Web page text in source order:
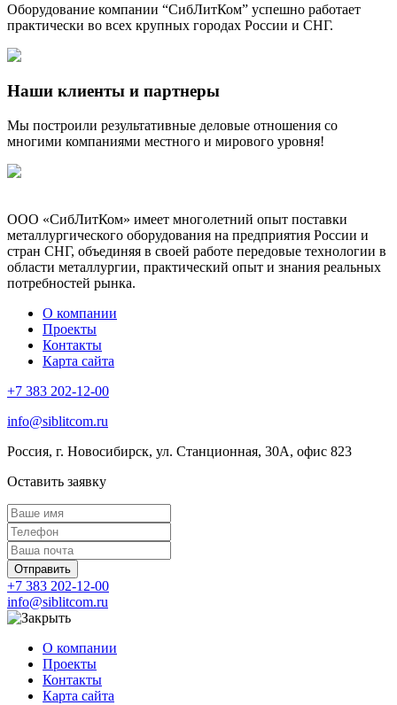
Оборудование компании “СибЛитКом” успешно работает
практически во всех крупных городах России и СНГ.
Наши клиенты и партнеры
Мы построили результативные деловые отношения со
многими компаниями местного и мирового уровня!
ООО «СибЛитКом» имеет многолетний опыт поставки
металлургического оборудования на предприятия России и
стран СНГ, объединяя в своей работе передовые технологии в
области металлургии, практический опыт и знания реальных
потребностей рынка.
О компании
Проекты
Контакты
Карта сайта
+7 383 202-12-00
info@siblitcom.ru
Россия, г. Новосибирск, ул. Станционная, 30А, офис 823
Оставить заявку
Отправить
+7 383 202-12-00
info@siblitcom.ru
О компании
Проекты
Контакты
Карта сайта